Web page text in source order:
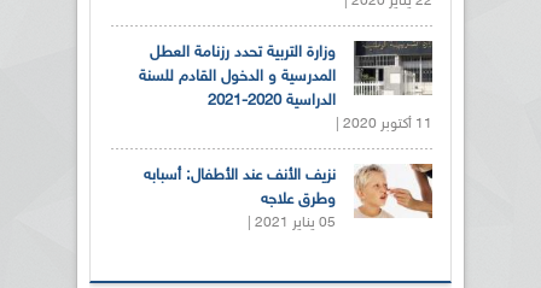
وزارة التربية تحدد رزنامة العطل
المدرسية و الدخول القادم للسنة
الدراسية 2020-2021
11 أكتوبر 2020 |
نزيف الأنف عند الأطفال: أسبابه
وطرق علاجه
05 يناير 2021 |